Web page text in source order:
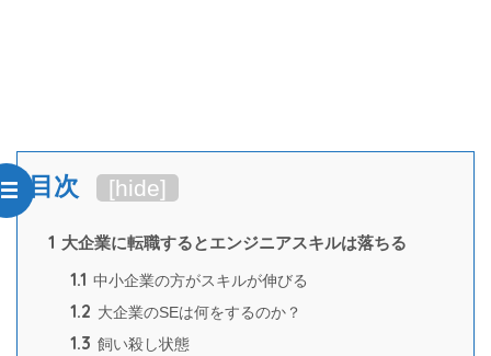
目次 [hide]
1 大企業に転職するとエンジニアスキルは落ちる
1.1 中小企業の方がスキルが伸びる
1.2 大企業のSEは何をするのか？
1.3 飼い殺し状態